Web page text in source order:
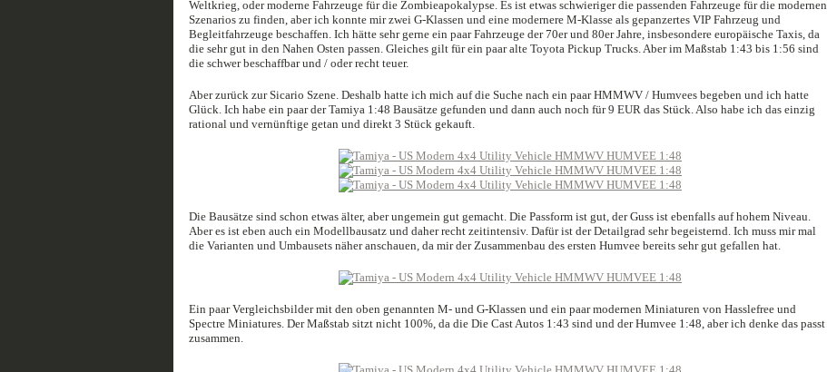
Weltkrieg, oder moderne Fahrzeuge für die Zombieapokalypse. Es ist etwas schwieriger die passenden Fahrzeuge für die modernen
Szenarios zu finden, aber ich konnte mir zwei G-Klassen und eine modernere M-Klasse als gepanzertes VIP Fahrzeug und
Begleitfahrzeuge beschaffen. Ich hätte sehr gerne ein paar Fahrzeuge der 70er und 80er Jahre, insbesondere europäische Taxis, da
die sehr gut in den Nahen Osten passen. Gleiches gilt für ein paar alte Toyota Pickup Trucks. Aber im Maßstab 1:43 bis 1:56 sind
die schwer beschaffbar und / oder recht teuer.
Aber zurück zur Sicario Szene. Deshalb hatte ich mich auf die Suche nach ein paar HMMWV / Humvees begeben und ich hatte
Glück. Ich habe ein paar der Tamiya 1:48 Bausätze gefunden und dann auch noch für 9 EUR das Stück. Also habe ich das einzig
rational und vernünftige getan und direkt 3 Stück gekauft.
Die Bausätze sind schon etwas älter, aber ungemein gut gemacht. Die Passform ist gut, der Guss ist ebenfalls auf hohem Niveau.
Aber es ist eben auch ein Modellbausatz und daher recht zeitintensiv. Dafür ist der Detailgrad sehr begeisternd. Ich muss mir mal
die Varianten und Umbausets näher anschauen, da mir der Zusammenbau des ersten Humvee bereits sehr gut gefallen hat.
Ein paar Vergleichsbilder mit den oben genannten M- und G-Klassen und ein paar modernen Miniaturen von Hasslefree und
Spectre Miniatures. Der Maßstab sitzt nicht 100%, da die Die Cast Autos 1:43 sind und der Humvee 1:48, aber ich denke das passt
zusammen.